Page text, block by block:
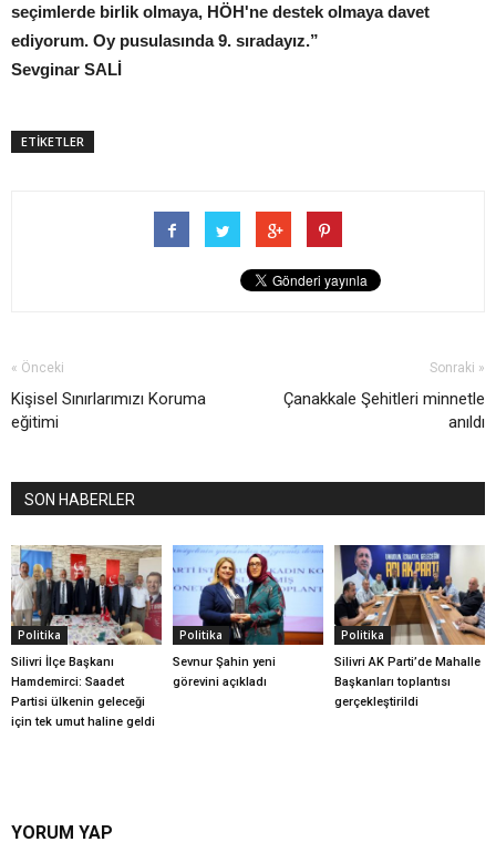
seçimlerde birlik olmaya, HÖH'ne destek olmaya davet
ediyorum. Oy pusulasında 9. sıradayız.”
Sevginar SALİ
ETİKETLER
« Önceki
Kişisel Sınırlarımızı Koruma
eğitimi
Sonraki »
Çanakkale Şehitleri minnetle
anıldı
SON HABERLER
Politika
Silivri İlçe Başkanı
Hamdemirci: Saadet
Partisi ülkenin geleceği
için tek umut haline geldi
Politika
Sevnur Şahin yeni
görevini açıkladı
Politika
Silivri AK Parti’de Mahalle
Başkanları toplantısı
gerçekleştirildi
YORUM YAP